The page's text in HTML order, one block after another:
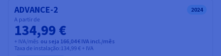
ADVANCE-2 2024
A partir de
134,99 €
+ IVA/mês ou seja 166,04 € IVA incl./mês
Taxa de instalação:134,99 € + IVA